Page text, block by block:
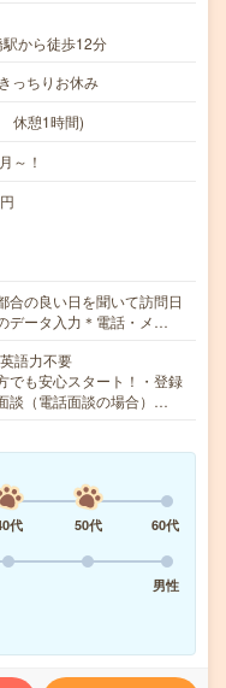
から徒歩12分
っちりお休み
休憩1時間)
～！
の良い日を聞いて訪問日
データ入力＊電話・メ…
語力不要
でも安心スタート！・登録
談（電話面談の場合）…
代 50代
60代
男性